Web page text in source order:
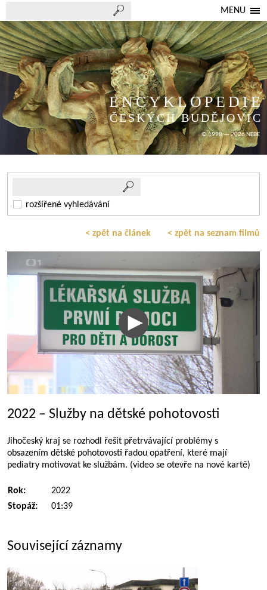
MENU
ENCYKLOPEDIE
ČESKÝCH BUDĚJOVIC
© 1998 — 2026 NEBE
rozšířené vyhledávání
< zpět na článek < zpět na seznam filmů
2022 – Služby na dětské pohotovosti
Jihočeský kraj se rozhodl řešit přetrvávající problémy s
obsazením dětské pohotovosti řadou opatření, které mají
pediatry motivovat ke službám. (video se otevře na nové kartě)
Rok:
2022
Stopáž:
01:39
Související záznamy